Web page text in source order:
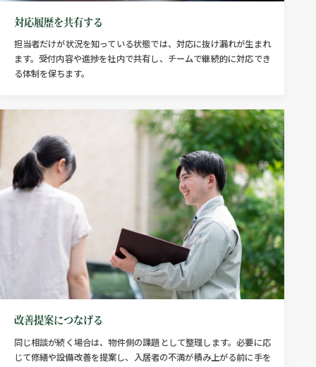
対応履歴を共有する
担当者だけが状況を知っている状態では、対応に抜け漏れが生まれ
ます。受付内容や進捗を社内で共有し、チームで継続的に対応でき
る体制を保ちます。
改善提案につなげる
同じ相談が続く場合は、物件側の課題として整理します。必要に応
じて修繕や設備改善を提案し、入居者の不満が積み上がる前に手を